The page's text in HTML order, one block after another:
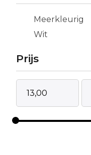
Meerkleurig
Wit
Prijs